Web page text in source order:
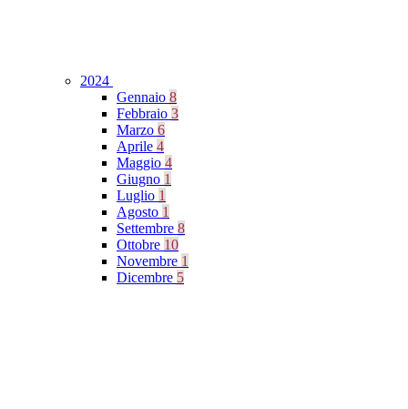
2024
Gennaio 8
Febbraio 3
Marzo 6
Aprile 4
Maggio 4
Giugno 1
Luglio 1
Agosto 1
Settembre 8
Ottobre 10
Novembre 1
Dicembre 5